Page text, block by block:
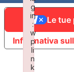
Informativa
Le tue
g
in
:
w
p
li
n
k